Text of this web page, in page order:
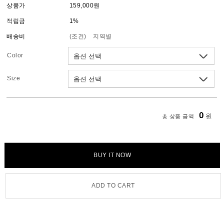
상품가 159,000원
적립금 1%
배송비 (조건) 지역별
Color
Size
총 상품 금액 0 원
BUY IT NOW
ADD TO CART